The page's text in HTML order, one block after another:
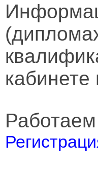
кабинете